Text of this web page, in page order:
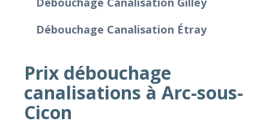
Débouchage Canalisation Étray
Prix débouchage
canalisations à Arc-sous-
Cicon